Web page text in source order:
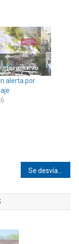
alerta por